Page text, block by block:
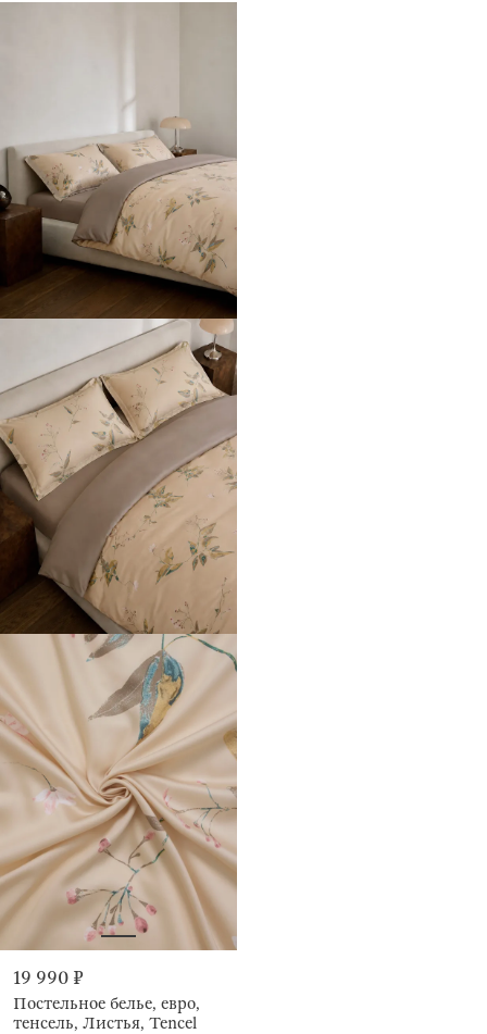
19 990 ₽
Постельное белье, евро,
тенсель, Листья, Tencel